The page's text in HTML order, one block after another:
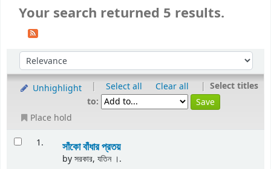
Your search returned 5 results.
Unhighlight | Select all Clear all | Select titles
to:
Place hold
1.
সাঁকো বাঁধার প্রতয়
byসরকার, যতিন ।.